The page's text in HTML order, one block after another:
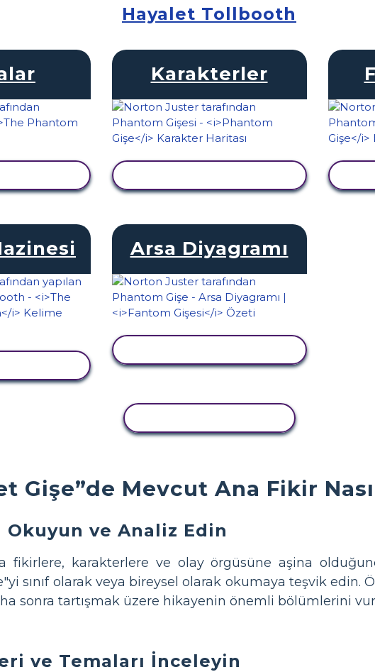
Gişe”de Mevcut Ana Fikir
Okuyun ve Analiz Edin
fikirlere, karakterlere ve olay örgüsüne aşina
sınıf olarak veya bireysel olarak okumaya teşvik edin.
sonra tartışmak üzere hikayenin önemli bölümlerini
ve Temaları İnceleyin
Hayalet Tollbooth
Karakterler
Arsa Diyagramı